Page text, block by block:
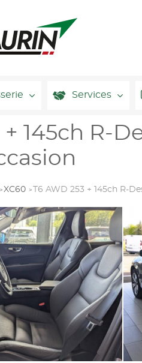
Services
+ 145ch R-
XC60 T6 AWD 253 + 145ch R-